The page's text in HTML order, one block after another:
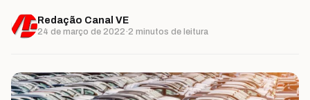
Redação Canal VE
24 de março de 2022·2 minutos de leitura